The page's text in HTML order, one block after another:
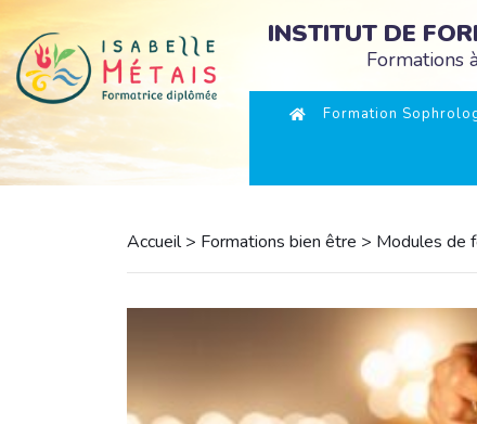
INSTITUT DE
Formations
Formation
Accueil> Formations bien être > Modules de